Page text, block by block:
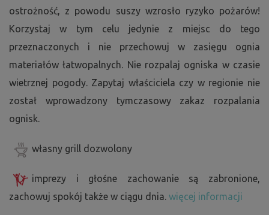
ostrożność, z powodu suszy wzrosło ryzyko pożarów!
Korzystaj w tym celu jedynie z miejsc do tego
przeznaczonych i nie przechowuj w zasięgu ognia
materiałów łatwopalnych. Nie rozpalaj ogniska w czasie
wietrznej pogody. Zapytaj właściciela czy w regionie nie
został wprowadzony tymczasowy zakaz rozpalania
ognisk.
własny grill dozwolony
imprezy i głośne zachowanie są zabronione,
zachowuj spokój także w ciągu dnia. więcej informacji